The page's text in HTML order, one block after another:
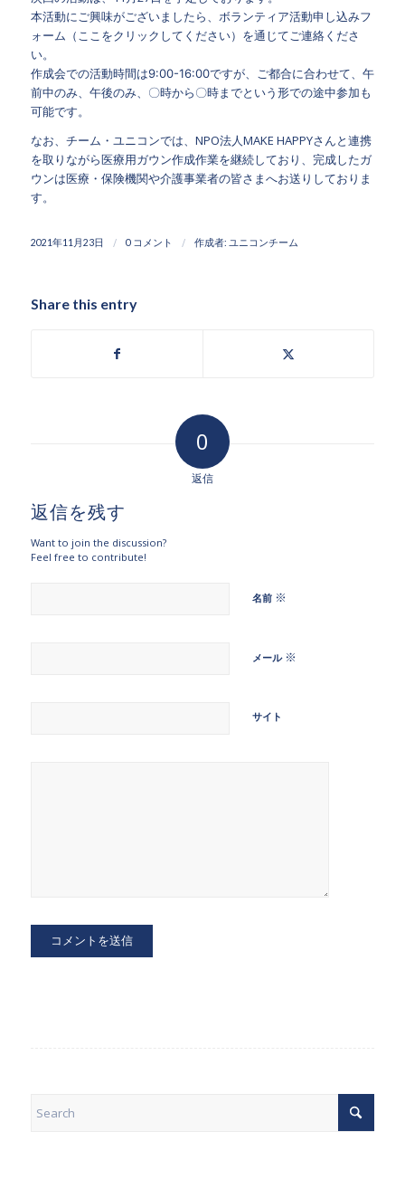
本活動にご興味がございましたら、ボランティア活動申し込みフ
ォーム（ここをクリックしてください）を通じてご連絡くださ
い。
作成会での活動時間は9:00-16:00ですが、ご都合に合わせて、午
前中のみ、午後のみ、〇時から〇時までという形での途中参加も
可能です。
なお、チーム・ユニコンでは、NPO法人MAKE HAPPYさんと連携
を取りながら医療用ガウン作成作業を継続しており、完成したガ
ウンは医療・保険機関や介護事業者の皆さまへお送りしておりま
す。
2021年11月23日 / 0 コメント / 作成者: ユニコンチーム
Share this entry
0
返信
返信を残す
Want to join the discussion?
Feel free to contribute!
名前 ※
メール ※
サイト